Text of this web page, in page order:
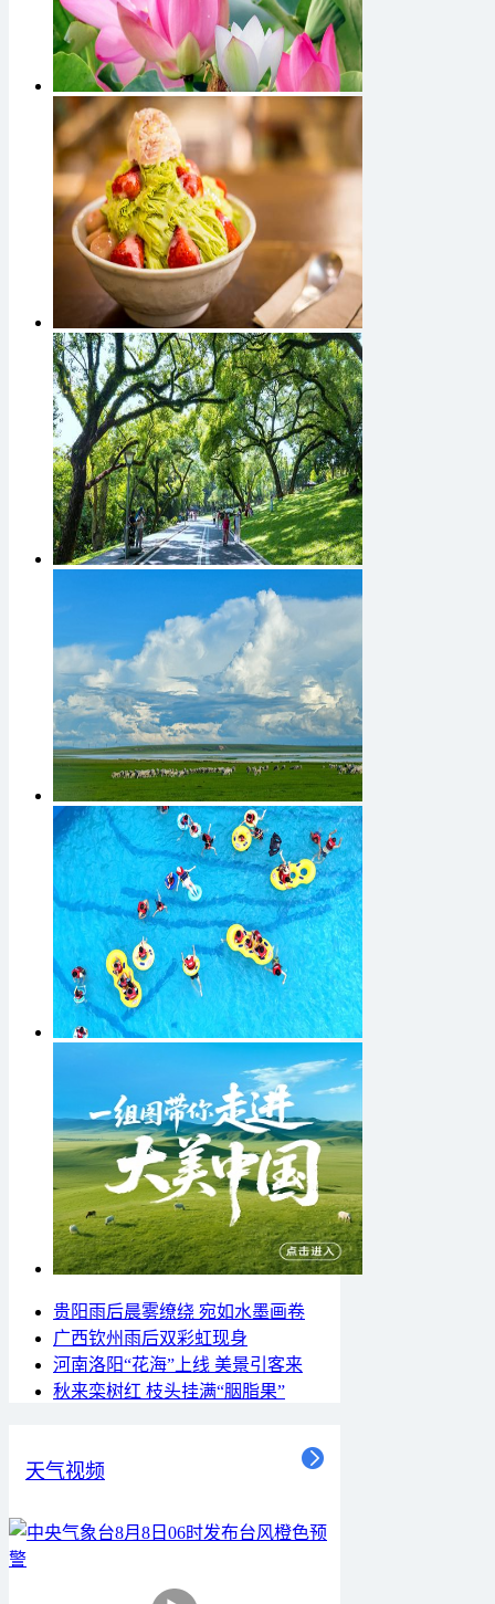
贵阳雨后晨雾缭绕 宛如水墨画卷
广西钦州雨后双彩虹现身
河南洛阳“花海”上线 美景引客来
秋来栾树红 枝头挂满“胭脂果”
天气视频